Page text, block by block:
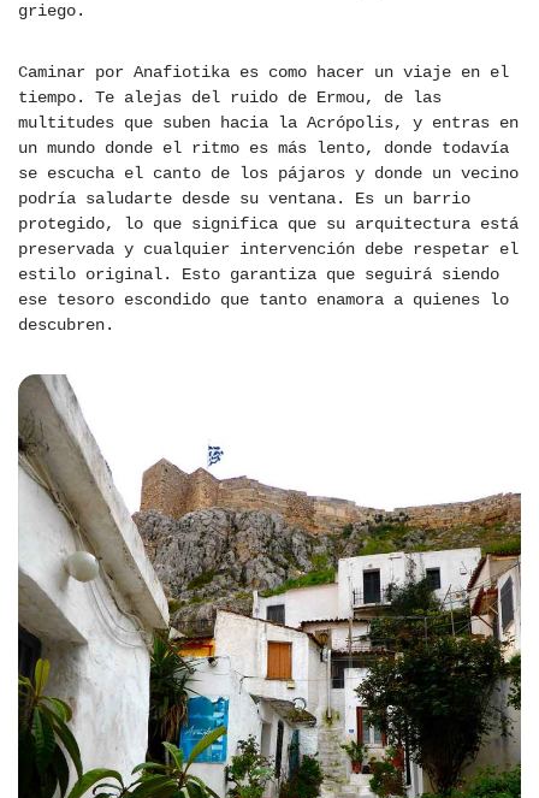
griego.
Caminar por Anafiotika es como hacer un viaje en el
tiempo. Te alejas del ruido de Ermou, de las
multitudes que suben hacia la Acrópolis, y entras en
un mundo donde el ritmo es más lento, donde todavía
se escucha el canto de los pájaros y donde un vecino
podría saludarte desde su ventana. Es un barrio
protegido, lo que significa que su arquitectura está
preservada y cualquier intervención debe respetar el
estilo original. Esto garantiza que seguirá siendo
ese tesoro escondido que tanto enamora a quienes lo
descubren.